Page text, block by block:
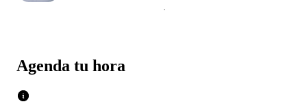
Agenda tu hora